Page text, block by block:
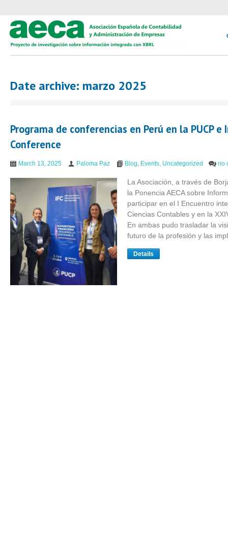
Date archive: marzo 2025
Programa de conferencias en Perú en la PUCP
Conference
March 13, 2025 Paloma Paz Blog, Events, Uncategorized no
La Asociación, a través de
la Ponencia AECA sobre
participar en el I Encuentro
Ciencias Contables y en la
En ambas pudo trasladar la
futuro de la profesión y las
Details